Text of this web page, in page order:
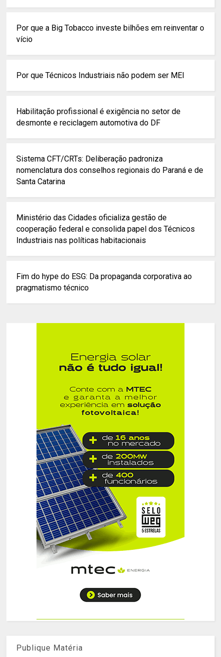
Por que a Big Tobacco investe bilhões em reinventar o
vício
Por que Técnicos Industriais não podem ser MEI
Habilitação profissional é exigência no setor de
desmonte e reciclagem automotiva do DF
Sistema CFT/CRTs: Deliberação padroniza
nomenclatura dos conselhos regionais do Paraná e de
Santa Catarina
Ministério das Cidades oficializa gestão de
cooperação federal e consolida papel dos Técnicos
Industriais nas políticas habitacionais
Fim do hype do ESG: Da propaganda corporativa ao
pragmatismo técnico
Publique Matéria